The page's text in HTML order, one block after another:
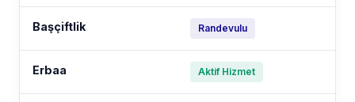
Başçiftlik Randevulu
Erbaa Aktif Hizmet